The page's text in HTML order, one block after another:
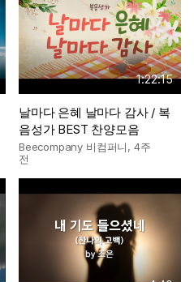
1:22:15
날마다 은혜 날마다 감사 / 복
음성가 BEST 찬양모음
Beecompany 비컴퍼니, 4주
전